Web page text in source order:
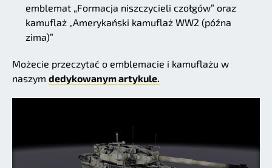
emblemat „Formacja niszczycieli czołgów” oraz
kamuflaż „Amerykański kamuflaż WW2 (późna
zima)”
Możecie przeczytać o emblemacie i kamuflażu w
naszym dedykowanym artykule.